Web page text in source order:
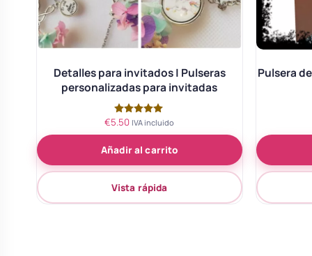
Detalles para invitados | Pulseras
personalizadas para invitadas
Valorado
de 5
€5.50 IVA incluido
Añadir al carrito
Vista rápida
Pulsera